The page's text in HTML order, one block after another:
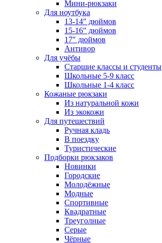
Мини-рюкзаки
Для ноутбука
13-14″ дюймов
15-16″ дюймов
17″ дюймов
Антивор
Для учёбы
Старшие классы и студенты
Школьные 5-9 класс
Школьные 1-4 класс
Кожаные рюкзаки
Из натуральной кожи
Из экокожи
Для путешествий
Ручная кладь
В поездку
Туристические
Подборки рюкзаков
Новинки
Городские
Молодёжные
Модные
Спортивные
Квадратные
Треуголные
Серые
Чёрные